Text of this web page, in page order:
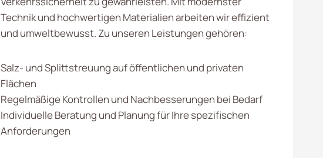
Technik und hochwertigen Materialien arbeiten wir effizient
und umweltbewusst. Zu unseren Leistungen gehören:
Salz- und Splittstreuung auf öffentlichen und privaten
Flächen
Regelmäßige Kontrollen und Nachbesserungen bei Bedarf
Individuelle Beratung und Planung für Ihre spezifischen
Anforderungen